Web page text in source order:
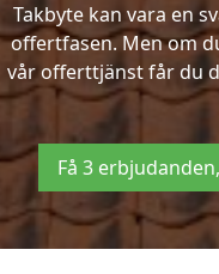
Takbyte kan vara en
offertfasen. Men om
vår offerttjänst får du
Få 3